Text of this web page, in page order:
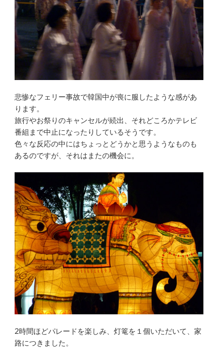
悲惨なフェリー事故で韓国中が喪に服したような感があ
ります。
旅行やお祭りのキャンセルが続出、それどころかテレビ
番組まで中止になったりしているそうです。
色々な反応の中にはちょっとどうかと思うようなものも
あるのですが、それはまたの機会に。
2時間ほどパレードを楽しみ、灯篭を１個いただいて、家
路につきました。